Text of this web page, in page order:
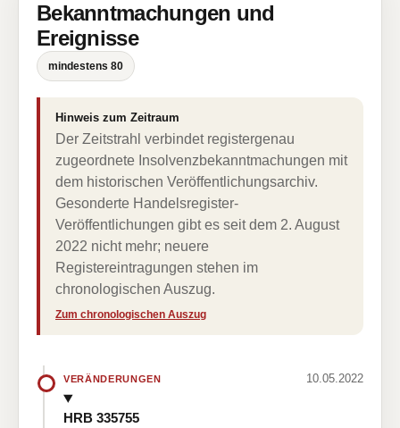
Bekanntmachungen und
Ereignisse
mindestens 80
Hinweis zum Zeitraum
Der Zeitstrahl verbindet registergenau
zugeordnete Insolvenzbekanntmachungen mit
dem historischen Veröffentlichungsarchiv.
Gesonderte Handelsregister-
Veröffentlichungen gibt es seit dem 2. August
2022 nicht mehr; neuere
Registereintragungen stehen im
chronologischen Auszug.
Zum chronologischen Auszug
VERÄNDERUNGEN 10.05.2022
HRB 335755